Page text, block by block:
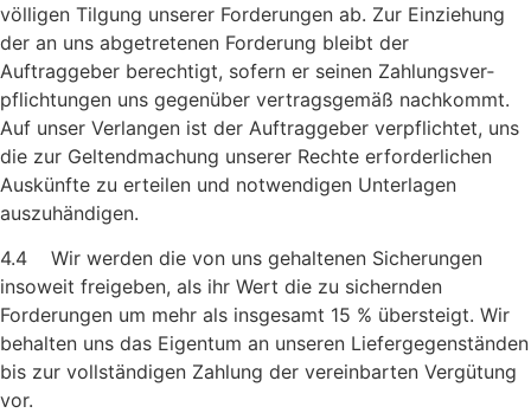
völligen Tilgung unserer Forder­ungen ab. Zur Einziehung
der an uns abgetretenen Forder­ung bleibt der
Auftraggeber berechtigt, sofern er seinen Zahlungs­ver­
pflichtungen uns gegenüber vertragsgemäß nach­kommt.
Auf unser Verlangen ist der Auftraggeber verpflichtet, uns
die zur Gel­tendmachung unserer Rechte erforderlichen
Auskünfte zu erteilen und notwendigen Unterlagen
auszuhändigen.
4.4 Wir werden die von uns gehaltenen Sicherungen
insoweit frei­geben, als ihr Wert die zu sichernden
Forderungen um mehr als insgesamt 15 % übersteigt. Wir
behalten uns das Eigentum an un­seren Liefergegenständen
bis zur vollständigen Zahlung der vereinbarten Vergütung
vor.